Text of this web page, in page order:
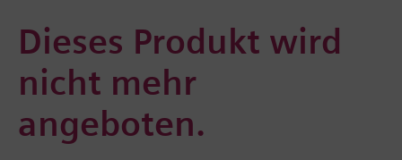
Dieses Produkt wird
nicht mehr
angeboten.